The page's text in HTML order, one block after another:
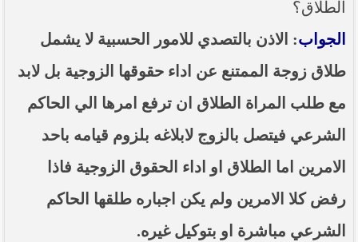
الطلاق؟
الجواب: الاذن بالتصدي للامور الحسبية لا يشمل
طلاق زوجة الممتنع عن اداء حقوقها الزوجية بل لابد
مع طلب المراة الطلاق ان ترفع امرها الي الحاكم
الشرعي فيتصل بالزوج لابلاغه بلزوم قيامه باحد
الامرين اما الطلاق او اداء الحقوق الزوجية فاذا
رفض كلا الامرين ولم يكن اجباره طلقها الحاكم
الشرعي مباشرة او بتوكيل غيره.